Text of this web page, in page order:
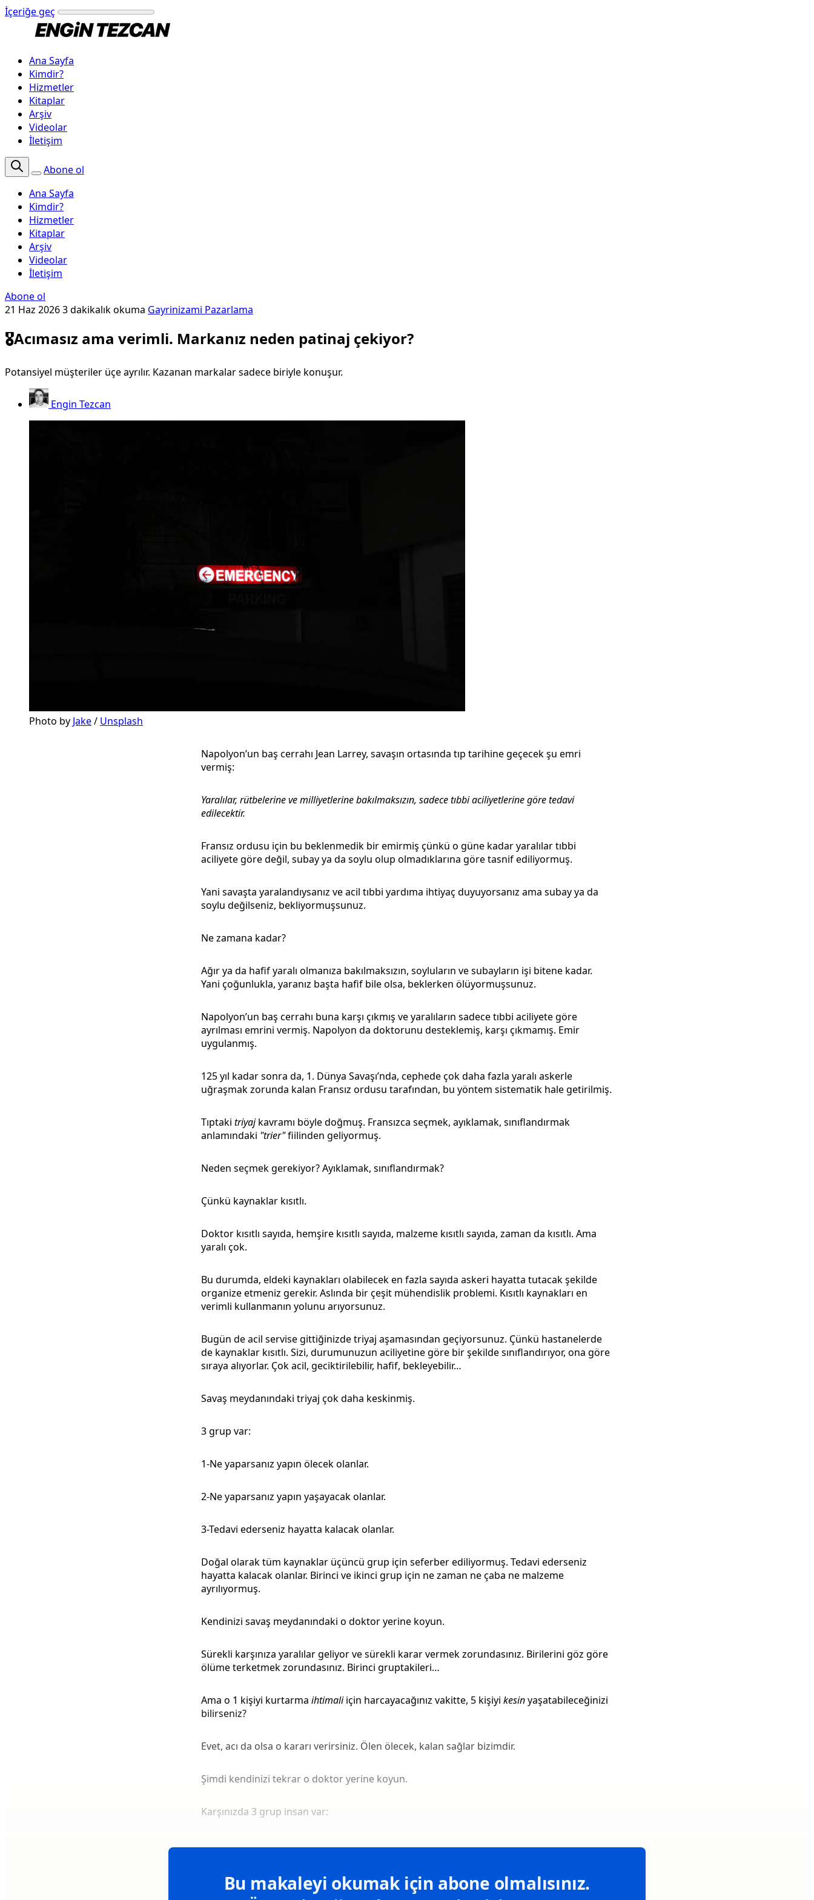
İçeriğe geç
Ana Sayfa
Kimdir?
Hizmetler
Kitaplar
Arşiv
Videolar
İletişim
Abone ol
Ana Sayfa
Kimdir?
Hizmetler
Kitaplar
Arşiv
Videolar
İletişim
Abone ol
21 Haz 20263 dakikalık okuma Gayrinizami Pazarlama
🎖️Acımasız ama verimli. Markanız neden patinaj çekiyor?
Potansiyel müşteriler üçe ayrılır. Kazanan markalar sadece biriyle konuşur.
Engin Tezcan
Photo by Jake / Unsplash
Napolyon’un baş cerrahı Jean Larrey, savaşın ortasında tıp tarihine geçecek şu emri
vermiş:
Yaralılar, rütbelerine ve milliyetlerine bakılmaksızın, sadece tıbbi aciliyetlerine göre tedavi
edilecektir.
Fransız ordusu için bu beklenmedik bir emirmiş çünkü o güne kadar yaralılar tıbbi
aciliyete göre değil, subay ya da soylu olup olmadıklarına göre tasnif ediliyormuş.
Yani savaşta yaralandıysanız ve acil tıbbi yardıma ihtiyaç duyuyorsanız ama subay ya da
soylu değilseniz, bekliyormuşsunuz.
Ne zamana kadar?
Ağır ya da hafif yaralı olmanıza bakılmaksızın, soyluların ve subayların işi bitene kadar.
Yani çoğunlukla, yaranız başta hafif bile olsa, beklerken ölüyormuşsunuz.
Napolyon’un baş cerrahı buna karşı çıkmış ve yaralıların sadece tıbbi aciliyete göre
ayrılması emrini vermiş. Napolyon da doktorunu desteklemiş, karşı çıkmamış. Emir
uygulanmış.
125 yıl kadar sonra da, 1. Dünya Savaşı’nda, cephede çok daha fazla yaralı askerle
uğraşmak zorunda kalan Fransız ordusu tarafından, bu yöntem sistematik hale getirilmiş.
Tıptaki triyajkavramı böyle doğmuş. Fransızca seçmek, ayıklamak, sınıflandırmak
anlamındaki "trier"fiilinden geliyormuş.
Neden seçmek gerekiyor? Ayıklamak, sınıflandırmak?
Çünkü kaynaklar kısıtlı.
Doktor kısıtlı sayıda, hemşire kısıtlı sayıda, malzeme kısıtlı sayıda, zaman da kısıtlı. Ama
yaralı çok.
Bu durumda, eldeki kaynakları olabilecek en fazla sayıda askeri hayatta tutacak şekilde
organize etmeniz gerekir. Aslında bir çeşit mühendislik problemi. Kısıtlı kaynakları en
verimli kullanmanın yolunu arıyorsunuz.
Bugün de acil servise gittiğinizde triyaj aşamasından geçiyorsunuz. Çünkü hastanelerde
de kaynaklar kısıtlı. Sizi, durumunuzun aciliyetine göre bir şekilde sınıflandırıyor, ona göre
sıraya alıyorlar. Çok acil, geciktirilebilir, hafif, bekleyebilir…
Savaş meydanındaki triyaj çok daha keskinmiş.
3 grup var:
1-Ne yaparsanız yapın ölecek olanlar.
2-Ne yaparsanız yapın yaşayacak olanlar.
3-Tedavi ederseniz hayatta kalacak olanlar.
Doğal olarak tüm kaynaklar üçüncü grup için seferber ediliyormuş. Tedavi ederseniz
hayatta kalacak olanlar. Birinci ve ikinci grup için ne zaman ne çaba ne malzeme
ayrılıyormuş.
Kendinizi savaş meydanındaki o doktor yerine koyun.
Sürekli karşınıza yaralılar geliyor ve sürekli karar vermek zorundasınız. Birilerini göz göre
ölüme terketmek zorundasınız. Birinci gruptakileri…
Ama o 1 kişiyi kurtarma ihtimaliiçin harcayacağınız vakitte, 5 kişiyi kesinyaşatabileceğinizi
bilirseniz?
Evet, acı da olsa o kararı verirsiniz. Ölen ölecek, kalan sağlar bizimdir.
Şimdi kendinizi tekrar o doktor yerine koyun.
Karşınızda 3 grup insan var:
Bu makaleyi okumak için abone olmalısınız.